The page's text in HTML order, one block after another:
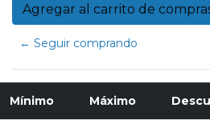
← Seguir comprando
Mínimo Máximo